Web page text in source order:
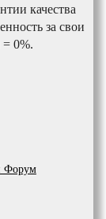
качества
за свои
0%.
Форум